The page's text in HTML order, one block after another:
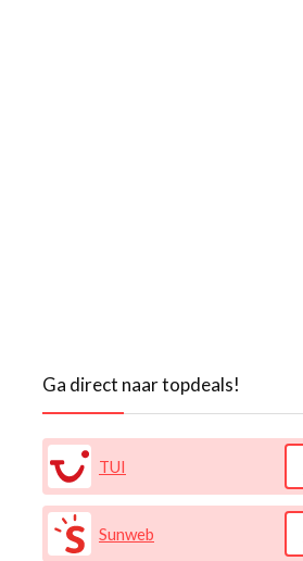
Ga direct naar topdeals!
TUI
Sunweb